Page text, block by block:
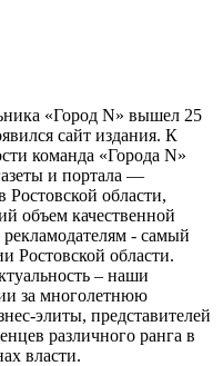
«Город N» вышел 25
сайт издания. К
команда «Города N»
и портала —
Ростовской области,
объем качественной
- самый
Ростовской области.
– наши
за многолетнюю
элиты, представителей
различного ранга в
власти.